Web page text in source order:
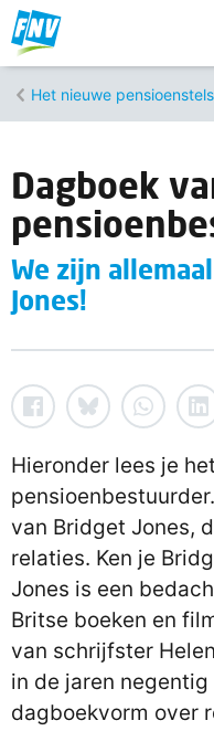
Het nieuwe
Dagboek
We zijn
Jones!
Hieronder lees je
van Bridget Jones,
relaties. Ken je
Jones is een
Britse boeken en
van schrijfster
in de jaren
dagboekvorm over